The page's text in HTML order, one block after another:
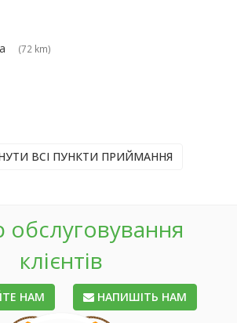
(72 km)
ВСІ ПУНКТИ ПРИЙМАННЯ
обслуговування
клієнтів
НАМ НАПИШІТЬ НАМ